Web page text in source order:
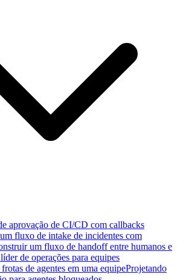
aprovação de CI/CD com callbacks
fluxo de intake de incidentes com
um fluxo de handoff entre humanos e
de operações para equipes
de agentes em uma equipeProjetando